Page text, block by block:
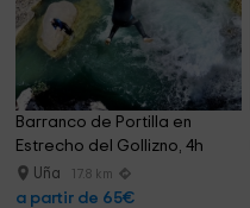
Barranco de Portilla en
Estrecho del Gollizno, 4h
Uña 17.8 km
a partir de 65€